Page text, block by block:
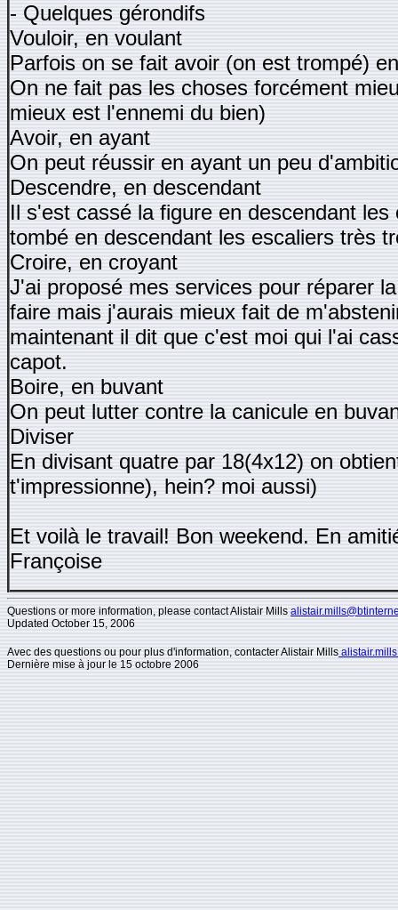
- Quelques gérondifs
Vouloir, en voulant
Parfois on se fait avoir (on est trompé)
On ne fait pas les choses forcément
mieux est l'ennemi du bien)
Avoir, en ayant
On peut réussir en ayant un peu
Descendre, en descendant
Il s'est cassé la figure en descendant
tombé en descendant les escaliers très
Croire, en croyant
J'ai proposé mes services pour réparer
faire mais j'aurais mieux fait de
maintenant il dit que c'est moi qui l'ai
capot.
Boire, en buvant
On peut lutter contre la canicule en
Diviser
En divisant quatre par 18(4x12) on
t'impressionne), hein? moi aussi)
Et voilà le travail! Bon weekend. En
Françoise
Questions or more information, please contact Alistair Mills
Updated October 15, 2006
Avec des questions ou pour plus d'information, contacter Alistair Mills
Dernière mise à jour le 15 octobre 2006